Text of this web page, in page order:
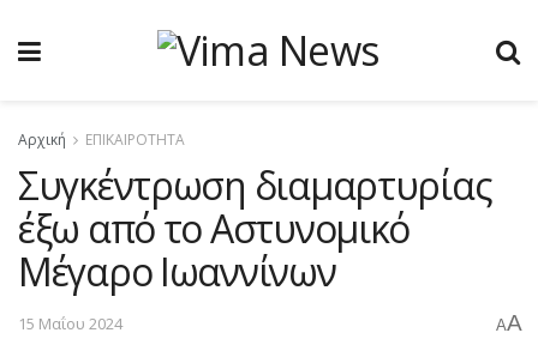
Αρχική ΕΠΙΚΑΙΡΟΤΗΤΑ
Συγκέντρωση διαμαρτυρίας
έξω από το Αστυνομικό
Μέγαρο Ιωαννίνων
15 Μαΐου 2024 AA